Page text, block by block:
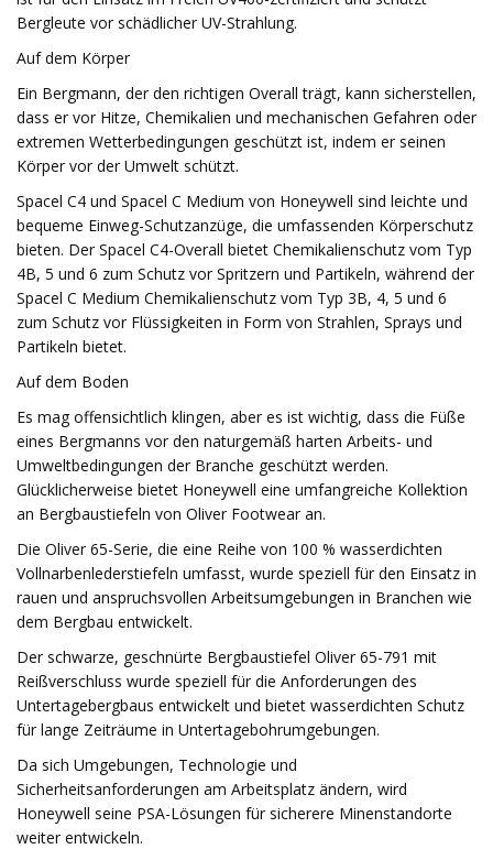
Bergleute vor schädlicher UV-Strahlung.
Auf dem Körper
Ein Bergmann, der den richtigen Overall trägt, kann sicherstellen,
dass er vor Hitze, Chemikalien und mechanischen Gefahren oder
extremen Wetterbedingungen geschützt ist, indem er seinen
Körper vor der Umwelt schützt.
Spacel C4 und Spacel C Medium von Honeywell sind leichte und
bequeme Einweg-Schutzanzüge, die umfassenden Körperschutz
bieten. Der Spacel C4-Overall bietet Chemikalienschutz vom Typ
4B, 5 und 6 zum Schutz vor Spritzern und Partikeln, während der
Spacel C Medium Chemikalienschutz vom Typ 3B, 4, 5 und 6
zum Schutz vor Flüssigkeiten in Form von Strahlen, Sprays und
Partikeln bietet.
Auf dem Boden
Es mag offensichtlich klingen, aber es ist wichtig, dass die Füße
eines Bergmanns vor den naturgemäß harten Arbeits- und
Umweltbedingungen der Branche geschützt werden.
Glücklicherweise bietet Honeywell eine umfangreiche Kollektion
an Bergbaustiefeln von Oliver Footwear an.
Die Oliver 65-Serie, die eine Reihe von 100 % wasserdichten
Vollnarbenlederstiefeln umfasst, wurde speziell für den Einsatz in
rauen und anspruchsvollen Arbeitsumgebungen in Branchen wie
dem Bergbau entwickelt.
Der schwarze, geschnürte Bergbaustiefel Oliver 65-791 mit
Reißverschluss wurde speziell für die Anforderungen des
Untertagebergbaus entwickelt und bietet wasserdichten Schutz
für lange Zeiträume in Untertagebohrumgebungen.
Da sich Umgebungen, Technologie und
Sicherheitsanforderungen am Arbeitsplatz ändern, wird
Honeywell seine PSA-Lösungen für sicherere Minenstandorte
weiter entwickeln.